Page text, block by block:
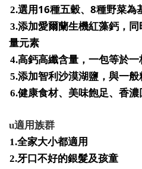
2.選用 16種五穀、 8種野菜為
3.添加愛爾蘭生機紅藻鈣，同
量元素
4.高鈣高纖含量，一包等於
5.添加智利沙漠湖鹽，與一
6.健康食材、美味飽足、香
u適用族群
1.全家大小都適用
2.牙口不好的銀髮及孩童